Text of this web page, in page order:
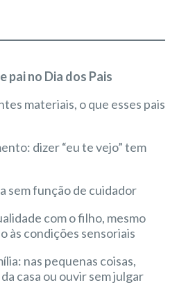
pai no Dia dos Pais
materiais, o que esses pais
dizer “eu te vejo” tem
sem função de cuidador
com o filho, mesmo
às condições sensoriais
nas pequenas coisas,
casa ou ouvir sem julgar